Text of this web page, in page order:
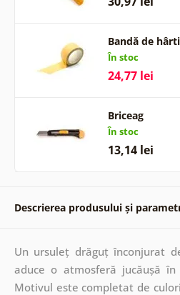
Bandă de
În stoc
24,77 lei
Briceag
În stoc
13,14 lei
Descrierea produsului și
Un ursuleț drăguț înconjurat
aduce o atmosferă jucăușă
Motivul este completat de